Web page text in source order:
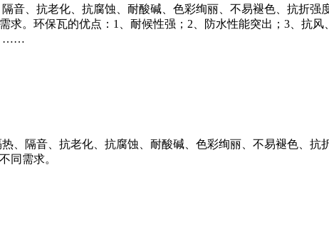
音、抗老化、抗腐蚀、耐酸碱、色彩绚丽、不易褪色、抗折
求。环保瓦的优点：1、耐候性强；2、防水性能突出；3、抗
……
、隔音、抗老化、抗腐蚀、耐酸碱、色彩绚丽、不易褪色、
同需求。